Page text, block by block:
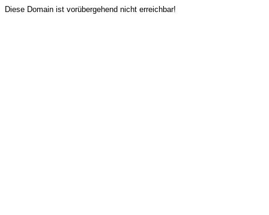
Diese Domain ist vorübergehend nicht erreichbar!